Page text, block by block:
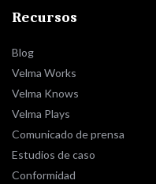
Recursos
Blog
Velma Works
Velma Knows
Velma Plays
Comunicado de prensa
Estudios de caso
Conformidad